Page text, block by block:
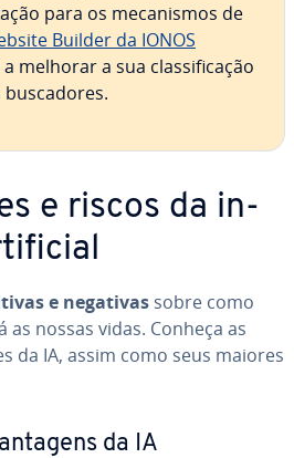
para os me­ca­nis­mos de
Builder da IONOS
melhorar a sua clas­si­fi­ca­ção
bus­ca­do­res.
e riscos da in­
e negativas sobre como
nossas vidas. Conheça as
da IA, assim como seus maiores
da IA